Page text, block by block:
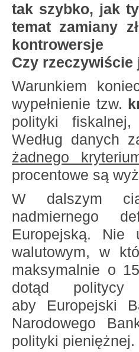
tak szybko, jak
temat zamiany
Czy rzeczywiście
Warunkiem
wypełnienie tzw.
polityki
Według danych
żadnego
procentowe są
W dalszym
nadmiernego
Europejską. Nie
walutowym, w
maksymalnie o
dotąd
aby Europejski
Narodowego
polityki pieniężnej.